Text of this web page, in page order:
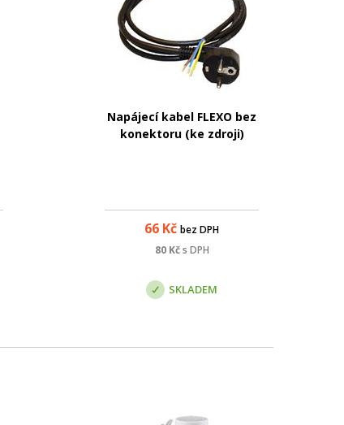
Napájecí kabel FLEXO bez
konektoru (ke zdroji)
66 Kč bez DPH
80Kč s DPH
SKLADEM